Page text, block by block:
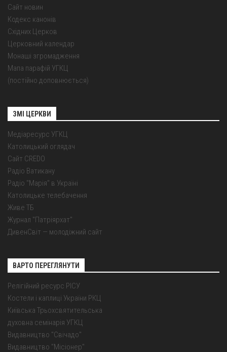
Сайт новин
Кодекс канонів
Східних Церков
Церковний календар
Монаші згромадження
Мапа парафій УГКЦ
(постійно доповнюється)
ЗМІ ЦЕРКВИ
Медіаресурс УГКЦ
Католицький оглядач
Сайт CREDO
Радіо Ватикану
Радіо "Марія" в Україні
Католицьке телебачення
Живе ТБ
Журнал "Патріярхат"
ДивенСвіт — молодіжний сайт
ВАРТО ПЕРЕГЛЯНУТИ
Релігійний ресурс РІСУ
Костели і каплиці України РКЦ
Київська Трьохсвятительська
духовна семінарія УГКЦ
Видавництво "Свічадо"
Видавництво "Місіонер"